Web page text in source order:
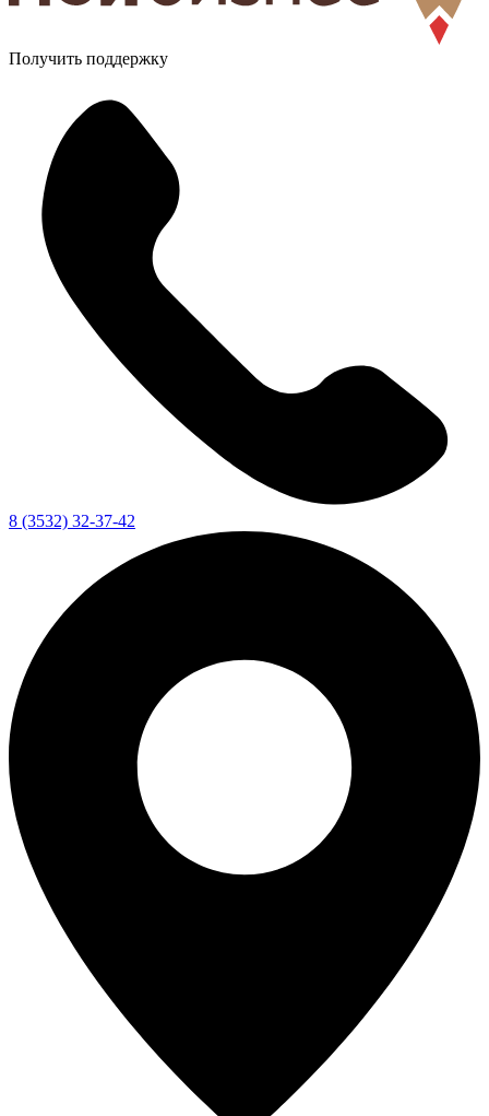
Получить поддержку
8 (3532) 32-37-42